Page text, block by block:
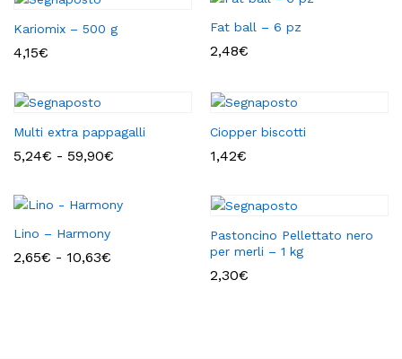
Kariomix – 500 g
4,15€
Fat ball – 6 pz
2,48€
Multi extra pappagalli
5,24€ - 59,90€
5,24€
Ciopper biscotti
1,42€
Lino – Harmony
2,65€ - 10,63€
Pastoncino Pellettato nero
per merli – 1 kg
2,30€